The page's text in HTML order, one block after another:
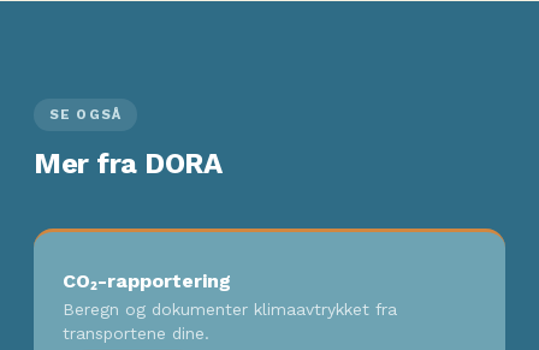
SE OGSÅ
Mer fra DORA
CO₂-rapportering
Beregn og dokumenter klimaavtrykket fra
transportene dine.